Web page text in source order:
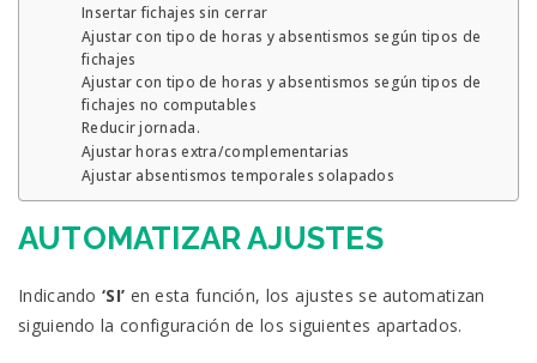
Insertar fichajes sin cerrar
Ajustar con tipo de horas y absentismos según tipos de
fichajes
Ajustar con tipo de horas y absentismos según tipos de
fichajes no computables
Reducir jornada.
Ajustar horas extra/complementarias
Ajustar absentismos temporales solapados
AUTOMATIZAR AJUSTES
Indicando ‘SI’ en esta función, los ajustes se automatizan
siguiendo la configuración de los siguientes apartados.